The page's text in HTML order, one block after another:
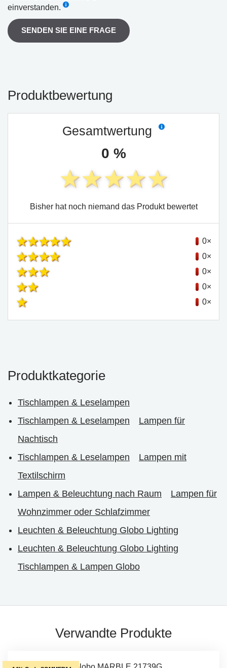
einverstanden.
SENDEN SIE EINE FRAGE
Produktbewertung
Gesamtwertung
0 %
Bisher hat noch niemand das Produkt bewertet
0×
0×
0×
0×
0×
Produktkategorie
Tischlampen & Leselampen
Tischlampen & Leselampen
Lampen für
Nachtisch
Tischlampen & Leselampen
Lampen mit
Textilschirm
Lampen & Beleuchtung nach Raum
Lampen für
Wohnzimmer oder Schlafzimmer
Leuchten & Beleuchtung Globo Lighting
Leuchten & Beleuchtung Globo Lighting
Tischlampen & Lampen Globo
Verwandte Produkte